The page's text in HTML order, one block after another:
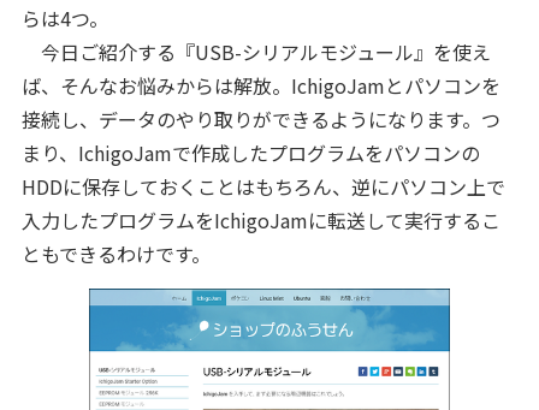
らは4つ。
今日ご紹介する『USB-シリアルモジュール』を使え
ば、そんなお悩みからは解放。IchigoJamとパソコンを
接続し、データのやり取りができるようになります。つ
まり、IchigoJamで作成したプログラムをパソコンの
HDDに保存しておくことはもちろん、逆にパソコン上で
入力したプログラムをIchigoJamに転送して実行するこ
ともできるわけです。